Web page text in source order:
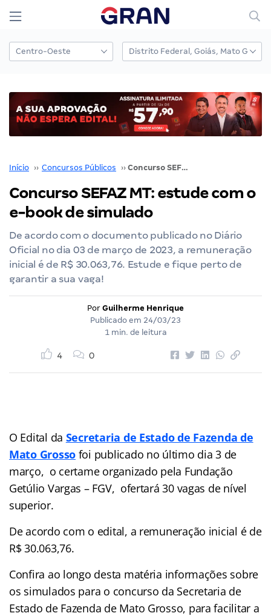
Início ›› Concursos Públicos ›› Concurso SEFAZ MT: estude com o e-book de simulado
Concurso SEFAZ MT: estude com o
e-book de simulado
De acordo com o documento publicado no Diário
Oficial no dia 03 de março de 2023, a remuneração
inicial é de R$ 30.063,76. Estude e fique perto de
garantir a sua vaga!
Por Guilherme Henrique
Publicado em 24/03/23
1 min. de leitura
4 0
O Edital da Secretaria de Estado de Fazenda de
Mato Grosso foi publicado no último dia 3 de
março, o certame organizado pela Fundação
Getúlio Vargas – FGV, ofertará 30 vagas de nível
superior.
De acordo com o edital, a remuneração inicial é de
R$ 30.063,76.
Confira ao longo desta matéria informações sobre
os simulados para o concurso da Secretaria de
Estado de Fazenda de Mato Grosso, para facilitar a